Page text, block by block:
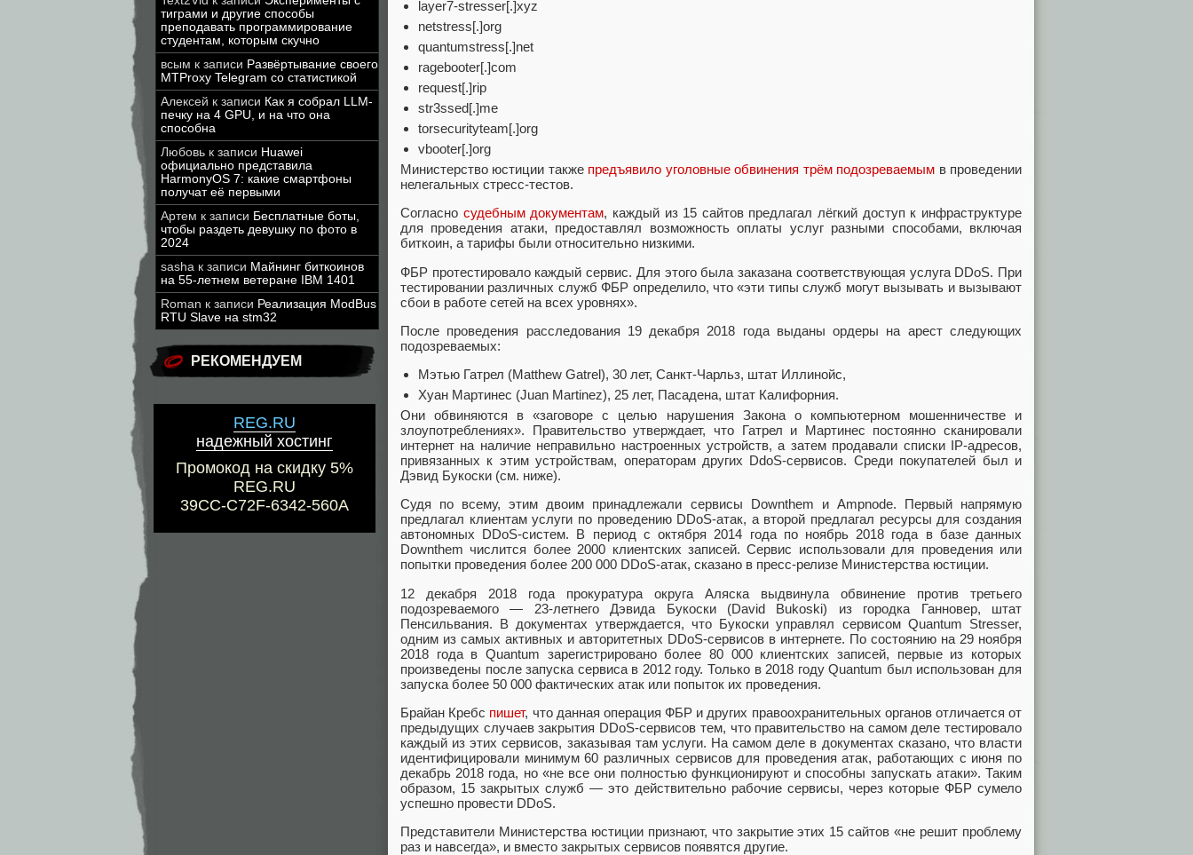
тиграми и другие способы
преподавать программирование
студентам, которым скучно
всым к записи Развёртывание своего
MTProxy Telegram со статистикой
Алексей к записи Как я собрал LLM-
печку на 4 GPU, и на что она
способна
Любовь к записи Huawei
официально представила
HarmonyOS 7: какие смартфоны
получат её первыми
Артем к записи Бесплатные боты,
чтобы раздеть девушку по фото в
2024
sasha к записи Майнинг биткоинов
на 55-летнем ветеране IBM 1401
Roman к записи Реализация ModBus
RTU Slave на stm32
РЕКОМЕНДУЕМ
REG.RU
надежный хостинг
Промокод на скидку 5%
REG.RU
39CC-C72F-6342-560A
layer7-stresser[.]xyz
netstress[.]org
quantumstress[.]net
ragebooter[.]com
request[.]rip
str3ssed[.]me
torsecurityteam[.]org
vbooter[.]org
Министерство юстиции также предъявило уголовные обвинения трём подозреваемым в проведении
нелегальных стресс-тестов.
Согласно судебным документам, каждый из 15 сайтов предлагал лёгкий доступ к инфраструктуре
для проведения атаки, предоставлял возможность оплаты услуг разными способами, включая
биткоин, а тарифы были относительно низкими.
ФБР протестировало каждый сервис. Для этого была заказана соответствующая услуга DDoS. При
тестировании различных служб ФБР определило, что «эти типы служб могут вызывать и вызывают
сбои в работе сетей на всех уровнях».
После проведения расследования 19 декабря 2018 года выданы ордеры на арест следующих
подозреваемых:
Мэтью Гатрел (Matthew Gatrel), 30 лет, Санкт-Чарльз, штат Иллинойс,
Хуан Мартинес (Juan Martinez), 25 лет, Пасадена, штат Калифорния.
Они обвиняются в «заговоре с целью нарушения Закона о компьютерном мошенничестве и
злоупотреблениях». Правительство утверждает, что Гатрел и Мартинес постоянно сканировали
интернет на наличие неправильно настроенных устройств, а затем продавали списки IP-адресов,
привязанных к этим устройствам, операторам других DdoS-сервисов. Среди покупателей был и
Дэвид Букоски (см. ниже).
Судя по всему, этим двоим принадлежали сервисы Downthem и Ampnode. Первый напрямую
предлагал клиентам услуги по проведению DDoS-атак, а второй предлагал ресурсы для создания
автономных DDoS-систем. В период с октября 2014 года по ноябрь 2018 года в базе данных
Downthem числится более 2000 клиентских записей. Сервис использовали для проведения или
попытки проведения более 200 000 DDoS-атак, сказано в пресс-релизе Министерства юстиции.
12 декабря 2018 года прокуратура округа Аляска выдвинула обвинение против третьего
подозреваемого — 23-летнего Дэвида Букоски (David Bukoski) из городка Ганновер, штат
Пенсильвания. В документах утверждается, что Букоски управлял сервисом Quantum Stresser,
одним из самых активных и авторитетных DDoS-сервисов в интернете. По состоянию на 29 ноября
2018 года в Quantum зарегистрировано более 80 000 клиентских записей, первые из которых
произведены после запуска сервиса в 2012 году. Только в 2018 году Quantum был использован для
запуска более 50 000 фактических атак или попыток их проведения.
Брайан Кребс пишет, что данная операция ФБР и других правоохранительных органов отличается от
предыдущих случаев закрытия DDoS-сервисов тем, что правительство на самом деле тестировало
каждый из этих сервисов, заказывая там услуги. На самом деле в документах сказано, что власти
идентифицировали минимум 60 различных сервисов для проведения атак, работающих с июня по
декабрь 2018 года, но «не все они полностью функционируют и способны запускать атаки». Таким
образом, 15 закрытых служб — это действительно рабочие сервисы, через которые ФБР сумело
успешно провести DDoS.
Представители Министерства юстиции признают, что закрытие этих 15 сайтов «не решит проблему
раз и навсегда», и вместо закрытых сервисов появятся другие.